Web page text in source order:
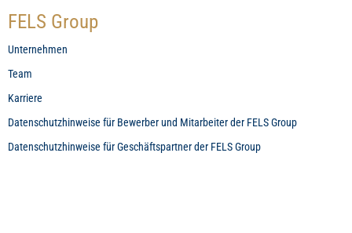
FELS Group
Unternehmen
Team
Karriere
Datenschutzhinweise für Bewerber und Mitarbeiter der FELS Group
Datenschutzhinweise für Geschäftspartner der FELS Group